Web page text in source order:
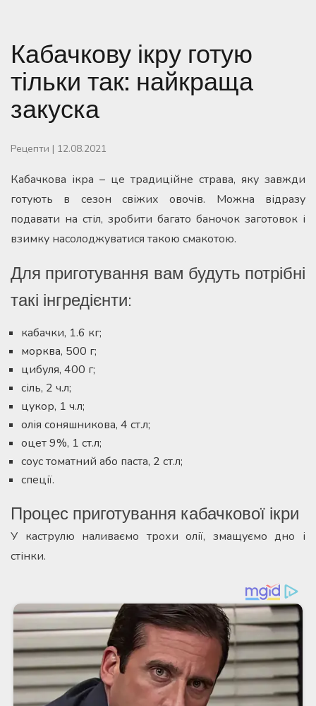
Кабачкову ікру готую
тільки так: найкраща
закуска
Рецепти | 12.08.2021
Кабачкова ікра – це традиційне страва, яку завжди
готують в сезон свіжих овочів. Можна відразу
подавати на стіл, зробити багато баночок заготовок і
взимку насолоджуватися такою смакотою.
Для приготування вам будуть потрібні
такі інгредієнти:
кабачки, 1.6 кг;
морква, 500 г;
цибуля, 400 г;
сіль, 2 ч.л;
цукор, 1 ч.л;
олія соняшникова, 4 ст.л;
оцет 9%, 1 ст.л;
соус томатний або паста, 2 ст.л;
спеції.
Процес приготування кабачкової ікри
У каструлю наливаємо трохи олії, змащуємо дно і
стінки.